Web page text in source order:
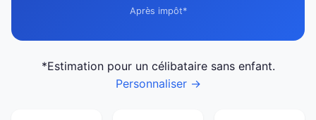
Après impôt*
*Estimation pour un célibataire sans enfant.
Personnaliser →